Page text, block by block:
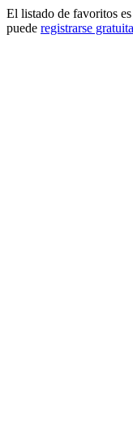
El listado de favoritos
puede registrarse